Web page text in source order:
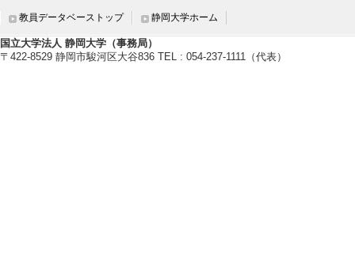
教員データベーストップ 静岡大学ホーム
国立大学法人 静岡大学（事務局）
〒422-8529 静岡市駿河区大谷836 TEL : 054-237-1111（代表）